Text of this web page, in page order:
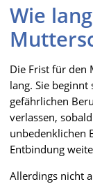
Wie
Die Frist für den
lang. Sie
gefährlichen
verlassen,
unbedenklichen
Entbindung
Allerdings nicht